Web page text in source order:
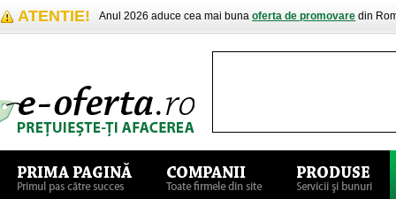
ATENTIE! Anul 2026 aduce cea mai buna oferta de promovare din